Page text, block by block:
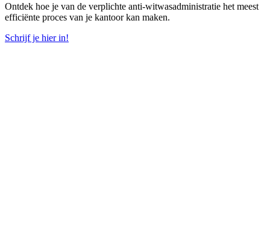
Ontdek hoe je van de verplichte anti-witwasadministratie het meest
efficiënte proces van je kantoor kan maken.
Schrijf je hier in!